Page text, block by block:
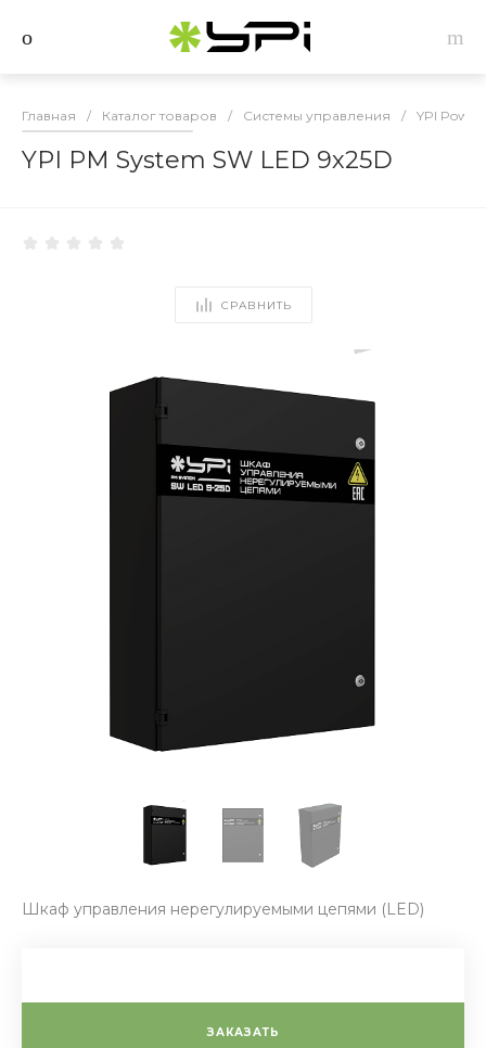
Главная / Каталог товаров / Системы управления / YPI Power
YPI PM System SW LED 9х25D
СРАВНИТЬ
Шкаф управления нерегулируемыми цепями (LED)
ЗАКАЗАТЬ